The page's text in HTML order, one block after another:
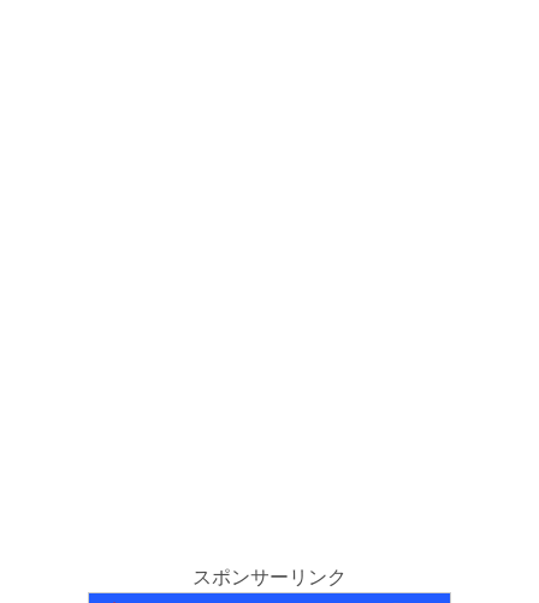
スポンサーリンク